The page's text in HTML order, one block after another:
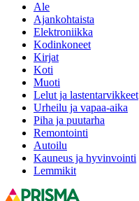
Ale
Ajankohtaista
Elektroniikka
Kodinkoneet
Kirjat
Koti
Muoti
Lelut ja lastentarvikkeet
Urheilu ja vapaa-aika
Piha ja puutarha
Remontointi
Autoilu
Kauneus ja hyvinvointi
Lemmikit